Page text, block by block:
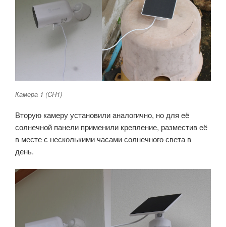
Камера 1 (CH1)
Вторую камеру установили аналогично, но для её
солнечной панели применили крепление, разместив её
в месте с несколькими часами солнечного света в
день.